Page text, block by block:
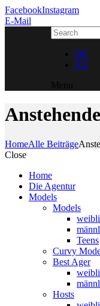
FacebookInstagram
E-Mail
DE
EN
Menu
HomeAlle Beiträge
Close
Home
Die Agentur
Models
Models
Teens
Curvy
Best Ager
Hosts